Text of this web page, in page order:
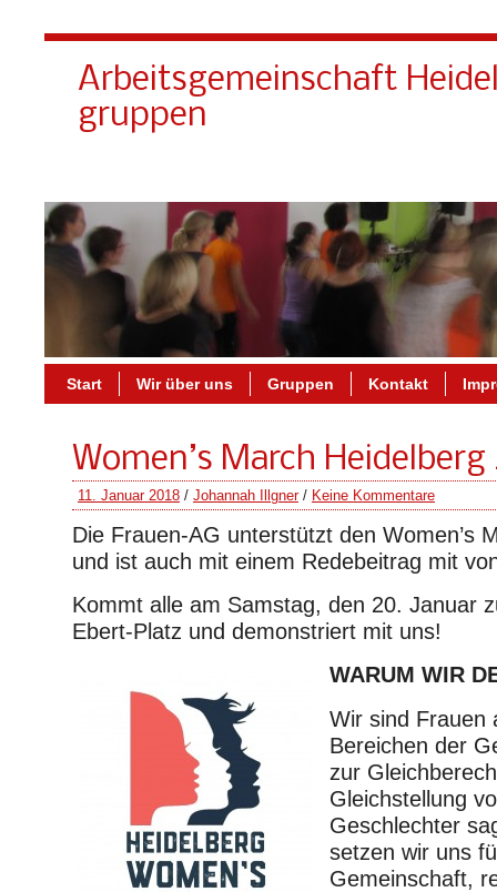
Arbeitsgemeinschaft
gruppen
Start Wir über uns Gruppen Kontakt
Women’s March Heidelberg
11. Januar 2018 / Johannah Illgner/ Keine Kommentare
Die Frauen-AG unterstützt den Women’s
und ist auch mit einem Redebeitrag mit
Kommt alle am Samstag, den 20. Januar
Ebert-Platz und demonstriert mit uns!
WARUM WIR
Wir sind Frauen
Bereichen der
zur
Gleichstellung
Geschlechter
setzen wir uns
Gemeinschaft,